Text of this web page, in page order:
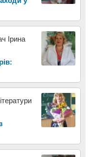
Ірина